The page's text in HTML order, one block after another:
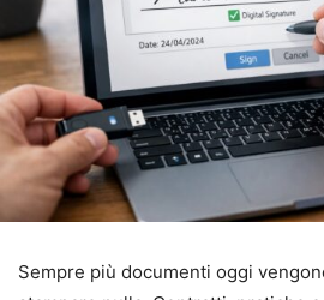
Sempre più documenti oggi